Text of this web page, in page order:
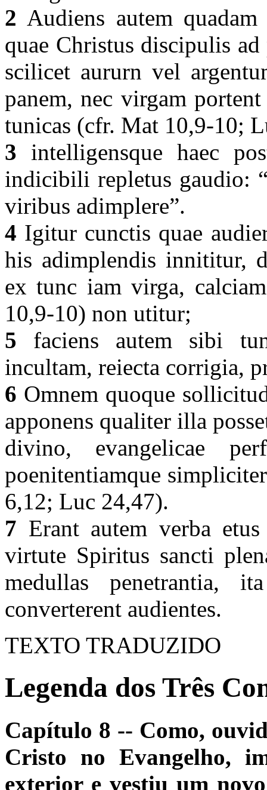
2 Audiens autem
quae Christus discipulis
scilicet aururn vel
panem, nec virgam
tunicas (cfr. Mat 10,9-10;
3 intelligensque haec
indicibili repletus gaudio:
viribus adimplere”.
4 Igitur cunctis quae
his adimplendis innititur,
ex tunc iam virga,
10,9-10) non utitur;
5 faciens autem sibi
incultam, reiecta corrigia,
6 Omnem quoque
apponens qualiter illa
divino, evangelicae
poenitentiamque
6,12; Luc 24,47).
7 Erant autem verba
virtute Spiritus sancti
medullas penetrantia,
converterent audientes.
TEXTO TRADUZIDO
Legenda dos Três
Capítulo 8 -- Como,
Cristo no Evangelho,
exterior e vestiu um